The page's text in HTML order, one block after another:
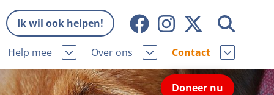
Ik wil ook helpen!
Help mee Over ons
Missie en visie
Contact
Contactgegevens
Doneer nu